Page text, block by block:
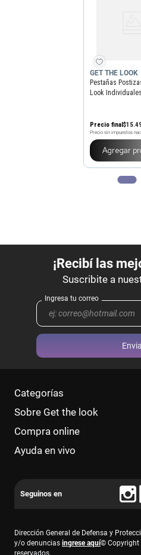
GET THE LOOK
Pestañas
Look
Precio final$15.
Precio sin impuestos
Agregar
Categorías
Sobre Get the look
Compra online
Ayuda en vivo
Dirección General de Defensa y
y/o denuncias ingrese aquí© Copyright
reservados.